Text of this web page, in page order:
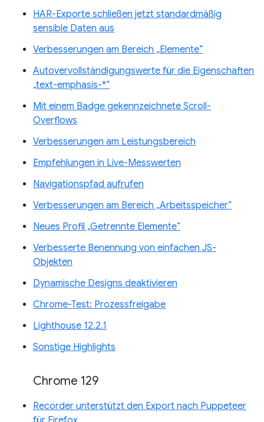
HAR-Exporte schließen jetzt standardmäßig
sensible Daten aus
Verbesserungen am Bereich „Elemente“
Autovervollständigungswerte für die Eigenschaften
„text-emphasis-*“
Mit einem Badge gekennzeichnete Scroll-
Overflows
Verbesserungen am Leistungsbereich
Empfehlungen in Live-Messwerten
Navigationspfad aufrufen
Verbesserungen am Bereich „Arbeitsspeicher“
Neues Profil „Getrennte Elemente“
Verbesserte Benennung von einfachen JS-
Objekten
Dynamische Designs deaktivieren
Chrome-Test: Prozessfreigabe
Lighthouse 12.2.1
Sonstige Highlights
Chrome 129
Recorder unterstützt den Export nach Puppeteer